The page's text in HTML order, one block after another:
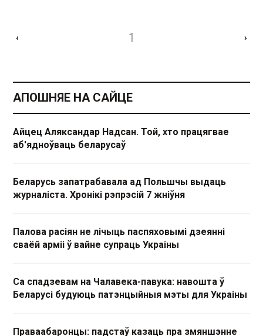
‹ 1 ›
АПОШНЯЕ НА САЙЦЕ
Айцец Аляксандар Надсан. Той, хто працягвае
аб'ядноўваць беларусаў
Беларусь запатрабавала ад Польшчы выдаць
журналіста. Хронікі рэпрэсій 7 жніўня
Палова расіян не лічыць паспяховымі дзеянні
сваёй арміі ў вайне супраць Украіны
Са спадзевам на Чалавека-павука: навошта ў
Беларусі будуюць патэнцыйныя мэты для Украіны
Праваабаронцы: падстаў казаць пра змяншэнне